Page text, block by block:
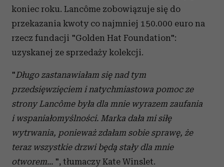
koniec roku. Lancôme zobowiązuje się do
przekazania kwoty co najmniej 150.000 euro na
rzecz fundacji "Golden Hat Foundation":
uzyskanej ze sprzedaży kolekcji.
"Długo zastanawiałam się nad tym
przedsięwzięciem i natychmiastowa pomoc ze
strony Lancôme była dla mnie wyrazem zaufania
i wspaniałomyślności. Marka dała mi siłę
wytrwania, ponieważ zdałam sobie sprawę, że
teraz wszystkie drzwi będą stały dla mnie
otworem... ", tłumaczy Kate Winslet.